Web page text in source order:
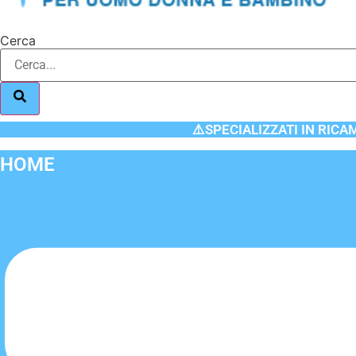
Cerca
⚠️SPECIALIZZATI IN
HOME